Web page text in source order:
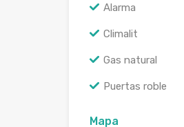
Alarma
Climalit
Gas natural
Puertas roble
Mapa